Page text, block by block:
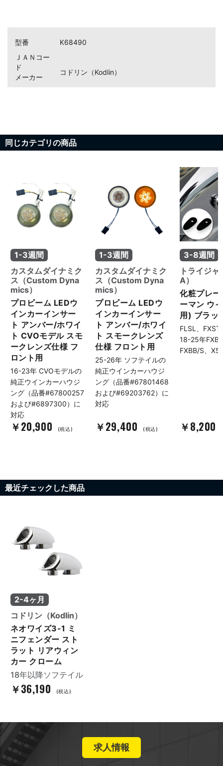
型番
K68490
ＪＡＮコー
ド
メーカー
コドリン（Kodlin）
同じカテゴリの商品
1-3週間
カスタムダイナミク
ス（Custom Dyna
mics）
プロビーム LEDウ
インカーインサー
ト アンバー/ホワイ
ト CVOモデル スモ
ークレンズ仕様 フ
ロント用
16-23年 CVOモデルの
純正ウインカーハウジ
ング（品番#67800257
および#6897300）に
対応
￥20,900 (税込)
1-3週間
カスタムダイナミク
ス（Custom Dyna
mics）
プロビーム LEDウ
インカーインサー
ト アンバー/ホワイ
ト スモークレンズ
仕様 フロント用
25-26年 ソフテイルの
純正ウインカーハウジ
ング（品番#67801468
および#69203762）に
対応
￥29,400 (税込)
3-8週間
トライジ
A）
化粧プレ
ーマン ウ
用) ブラッ
FLSL、
18-25年
FXBB/S、
￥8,200
最近チェックした商品
2-4ヶ月
コドリン（Kodlin）
ネオワイズ3-1 ミ
ニフェンダー スト
ラット リアウィン
カー クローム
18年以降ソフテイル
￥36,190 (税込)
求人情報